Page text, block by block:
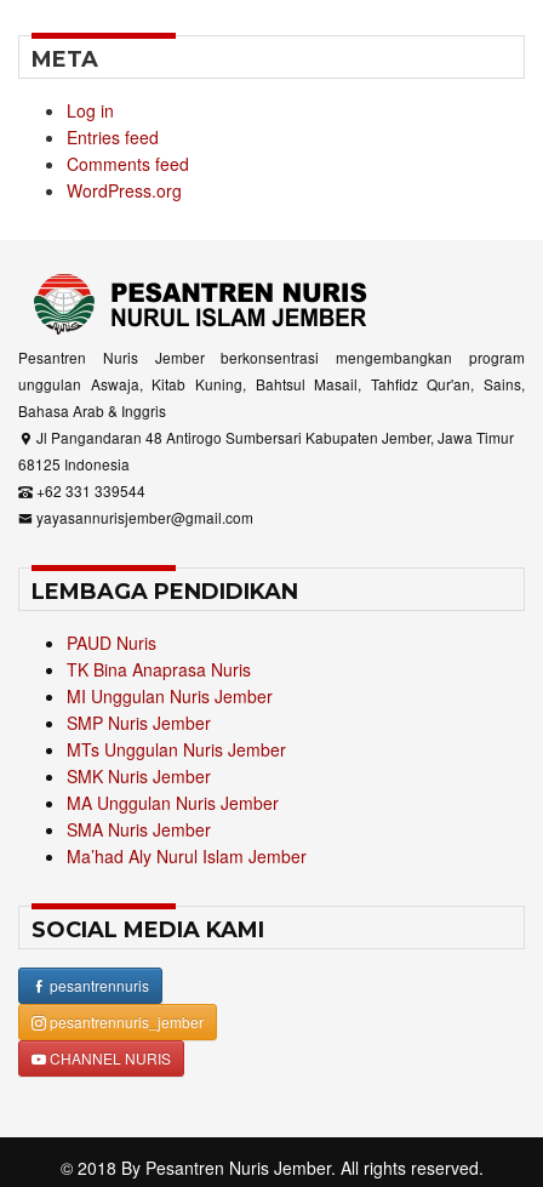
META
Log in
Entries feed
Comments feed
WordPress.org
Pesantren Nuris Jember berkonsentrasi mengembangkan program
unggulan Aswaja, Kitab Kuning, Bahtsul Masail, Tahfidz Qur'an, Sains,
Bahasa Arab & Inggris
Jl Pangandaran 48 Antirogo Sumbersari Kabupaten Jember, Jawa Timur
68125 Indonesia
+62 331 339544
yayasannurisjember@gmail.com
LEMBAGA PENDIDIKAN
PAUD Nuris
TK Bina Anaprasa Nuris
MI Unggulan Nuris Jember
SMP Nuris Jember
MTs Unggulan Nuris Jember
SMK Nuris Jember
MA Unggulan Nuris Jember
SMA Nuris Jember
Ma’had Aly Nurul Islam Jember
SOCIAL MEDIA KAMI
pesantrennuris
pesantrennuris_jember
CHANNEL NURIS
© 2018 By Pesantren Nuris Jember. All rights reserved.